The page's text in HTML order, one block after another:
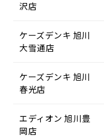
沢店
ケーズデンキ 旭川
大雪通店
ケーズデンキ 旭川
春光店
エディオン 旭川豊
岡店